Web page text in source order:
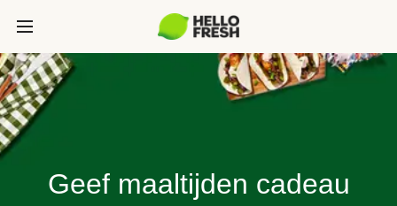
Geef maaltijden cadeau